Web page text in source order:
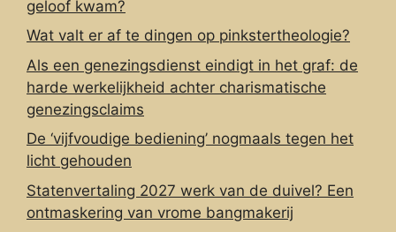
geloof kwam?
Wat valt er af te dingen op pinkstertheologie?
Als een genezingsdienst eindigt in het graf: de
harde werkelijkheid achter charismatische
genezingsclaims
De ‘vijfvoudige bediening’ nogmaals tegen het
licht gehouden
Statenvertaling 2027 werk van de duivel? Een
ontmaskering van vrome bangmakerij